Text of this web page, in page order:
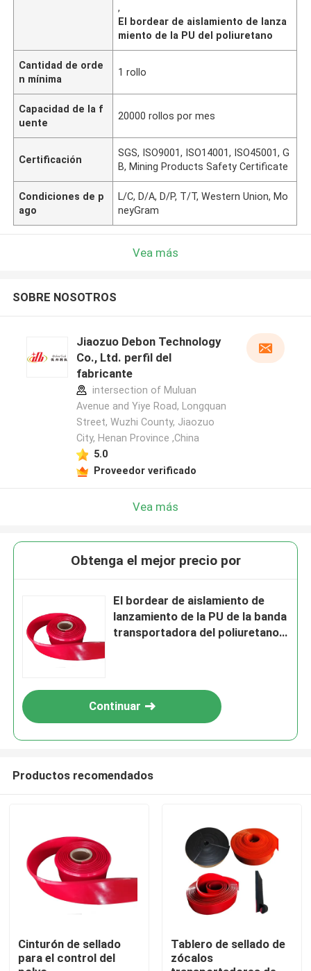
Inicio
Videos
,
El bordear de aislamiento de lanza
miento de la PU del poliuretano
Cantidad de orde
n mínima
1 rollo
Capacidad de la f
uente
20000 rollos por mes
Certificación
SGS, ISO9001, ISO14001, ISO45001, G
B, Mining Products Safety Certificate
Condiciones de p
ago
L/C, D/A, D/P, T/T, Western Union, Mo
neyGram
Vea más
SOBRE NOSOTROS
Jiaozuo Debon Technology
Co., Ltd. perfil del
fabricante
intersection of Muluan
Avenue and Yiye Road, Longquan
Street, Wuzhi County, Jiaozuo
City, Henan Province ,China
5.0
Proveedor verificado
Vea más
Obtenga el mejor precio por
El bordear de aislamiento de
lanzamiento de la PU de la banda
transportadora del poliuretano
Continuar
Productos recomendados
Cinturón de sellado
para el control del
Tablero de sellado de
zócalos